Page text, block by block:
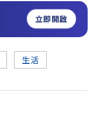
立即開啟
生活